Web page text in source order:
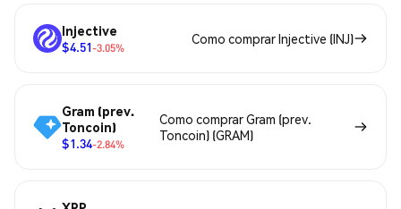
Injective
$4.51-3.05%
Como comprar Injective (INJ)
Gram (prev.
Toncoin)
$1.34-2.84%
Como comprar Gram (prev.
Toncoin) (GRAM)